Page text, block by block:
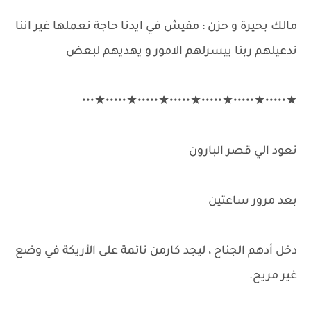
مالك بحيرة و حزن : مفيش في ايدنا حاجة نعملها غير اننا
ندعيلهم ربنا ييسرلهم الامور و يهديهم لبعض
★•••••★•••••★•••••★•••••★•••••★•••••★•••
نعود الي قصر البارون
بعد مرور ساعتين
دخل أدهم الجناح ، ليجد كارمن نائمة على الأريكة في وضع
غير مريح.